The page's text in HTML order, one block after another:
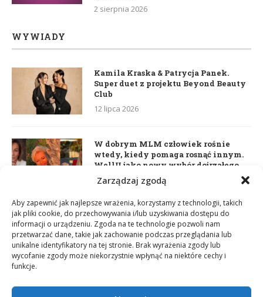
Zarządzaj zgodą
Aby zapewnić jak najlepsze wrażenia, korzystamy z technologii, takich
jak pliki cookie, do przechowywania i/lub uzyskiwania dostępu do
informacji o urządzeniu. Zgoda na te technologie pozwoli nam
przetwarzać dane, takie jak zachowanie podczas przeglądania lub
unikalne identyfikatory na tej stronie. Brak wyrażenia zgody lub
wycofanie zgody może niekorzystnie wpłynąć na niektóre cechy i
funkcje.
2 sierpnia 2026
WYWIADY
Kamila Kraska & Patrycja Panek.
Super duet z projektu Beyond Beauty
Club
12 lipca 2026
W dobrym MLM człowiek rośnie
wtedy, kiedy pomaga rosnąć innym.
WellU jako nowy wybór dojrzałego
lidera
Daria Dudzik. Kocham Cię
17 kwietnia 2026